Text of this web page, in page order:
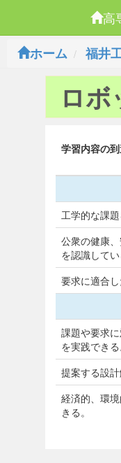
高
ホーム
福井
ロ
学習内容の
工学的な課
公衆の健康
を認識してい
要求に適合
課題や要求
を実践できる
提案する設
経済的、環
きる。